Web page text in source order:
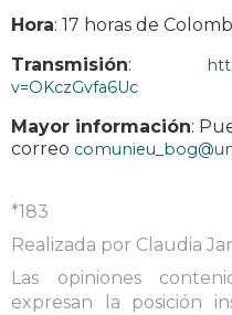
Hora: 17 horas de
Transmisión:
v=OKczGvfa6Uc
Mayor información:
correo
*183
Realizada por Claudia
Las opiniones
expresan la posición